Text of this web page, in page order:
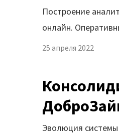
Построение
онлайн.
25 апреля 2022
Эволюция